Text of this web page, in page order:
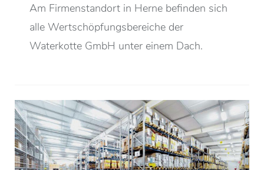
Am Firmenstandort in Herne befinden sich
alle Wertschöpfungsbereiche der
Waterkotte GmbH unter einem Dach.